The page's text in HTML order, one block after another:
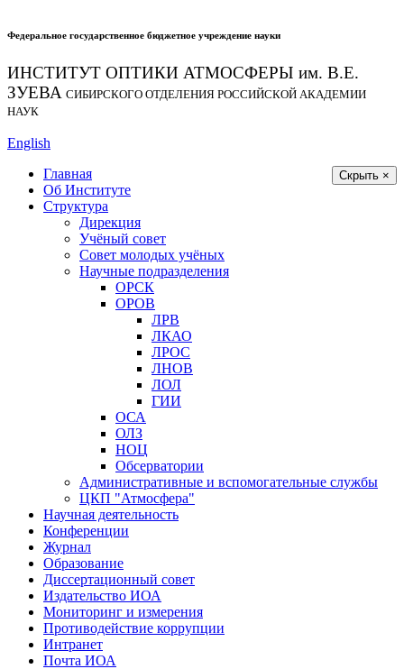
Федеральное государственное бюджетное учреждение науки
ИНСТИТУТ ОПТИКИ АТМОСФЕРЫ им. В.Е.
ЗУЕВА СИБИРСКОГО ОТДЕЛЕНИЯ РОССИЙСКОЙ АКАДЕМИИ
НАУК
English
Скрыть ×
Главная
Об Институте
Структура
Дирекция
Учёный совет
Совет молодых учёных
Научные подразделения
ОРСК
ОРОВ
ЛРВ
ЛКАО
ЛРОС
ЛНОВ
ЛОЛ
ГИИ
ОСА
ОЛЗ
НОЦ
Обсерватории
Административные и вспомогательные службы
ЦКП "Атмосфера"
Научная деятельность
Конференции
Журнал
Образование
Диссертационный совет
Издательство ИОА
Мониторинг и измерения
Противодействие коррупции
Интранет
Почта ИОА